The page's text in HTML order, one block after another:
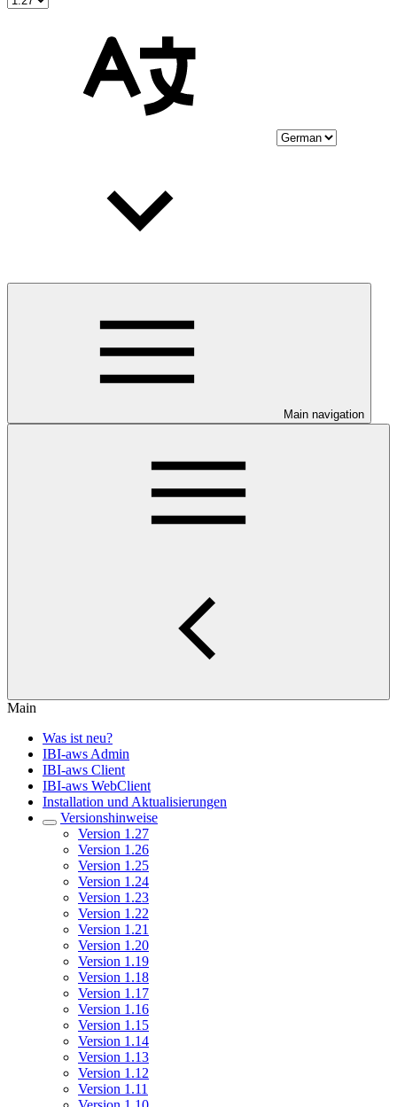
Main navigation
Main
Was ist neu?
IBI-aws Admin
IBI-aws Client
IBI-aws WebClient
Installation und Aktualisierungen
Versionshinweise
Version 1.27
Version 1.26
Version 1.25
Version 1.24
Version 1.23
Version 1.22
Version 1.21
Version 1.20
Version 1.19
Version 1.18
Version 1.17
Version 1.16
Version 1.15
Version 1.14
Version 1.13
Version 1.12
Version 1.11